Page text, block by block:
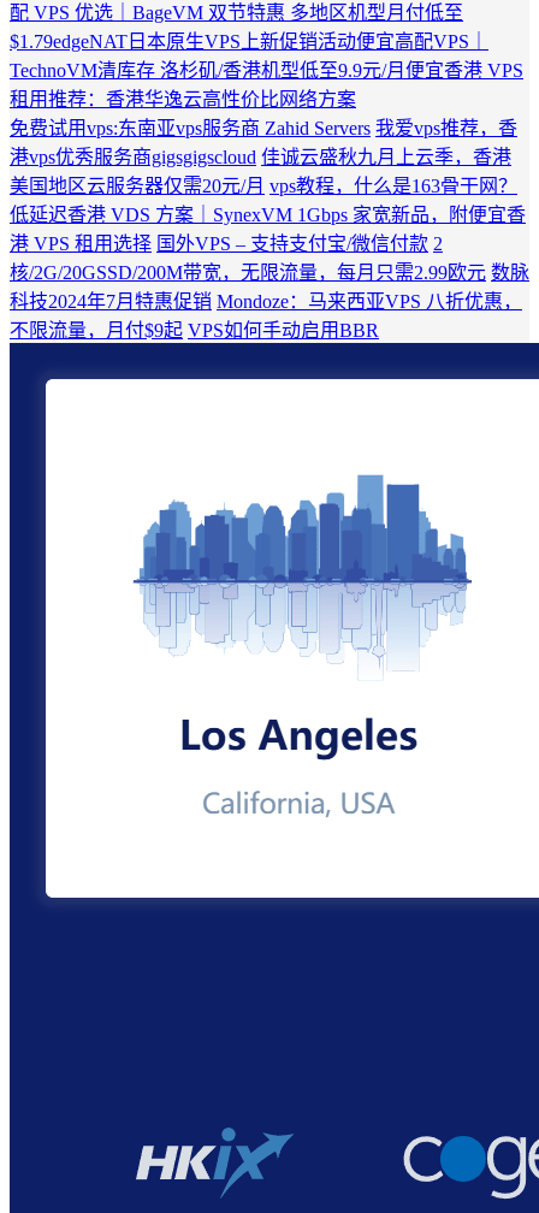
配 VPS 优选｜BageVM 双节特惠 多地区机型月付低至
$1.79edgeNAT日本原生VPS上新促销活动便宜高配VPS｜
TechnoVM清库存 洛杉矶/香港机型低至9.9元/月 便宜香港 VPS
租用推荐：香港华逸云高性价比网络方案
免费试用vps:东南亚vps服务商 Zahid Servers 我爱vps推荐，香
港vps优秀服务商gigsgigscloud 佳诚云盛秋九月上云季，香港
美国地区云服务器仅需20元/月 vps教程，什么是163骨干网？
低延迟香港 VDS 方案｜SynexVM 1Gbps 家宽新品，附便宜香
港 VPS 租用选择 国外VPS – 支持支付宝/微信付款 2
核/2G/20GSSD/200M带宽，无限流量，每月只需2.99欧元 数脉
科技2024年7月特惠促销 Mondoze：马来西亚VPS 八折优惠，
不限流量，月付$9起 VPS如何手动启用BBR